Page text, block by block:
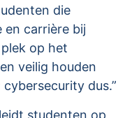
die
carrière bij
op het
veilig houden
dus.”
leidt studenten op